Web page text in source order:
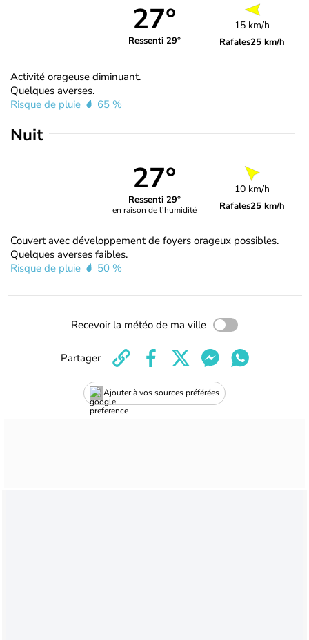
27°
Ressenti 29°
15 km/h
Rafales25 km/h
Activité orageuse diminuant.
Quelques averses.
Risque de pluie
65 %
Nuit
27°
Ressenti 29°
en raison de l'humidité
10 km/h
Rafales25 km/h
Couvert avec développement de foyers orageux possibles.
Quelques averses faibles.
Risque de pluie
50 %
Recevoir la météo de ma ville
Ajouter à vos sources préférées
Partager